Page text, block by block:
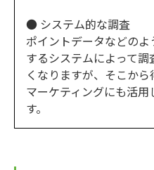
● システム的な調査
ポイントデータなどの
するシステムによって
くなりますが、そこから
マーケティングにも活
す。